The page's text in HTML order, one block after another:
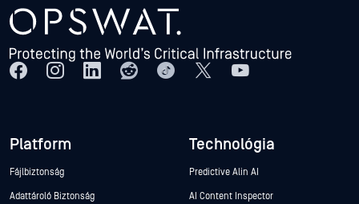
Platform
Fájlbiztonság
Adattároló Biztonság
Technológia
Predictive Alin AI
AI Content Inspector